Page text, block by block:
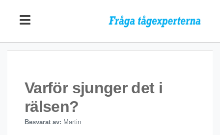
Varför sjunger det i
rälsen?
Besvarat av: Martin